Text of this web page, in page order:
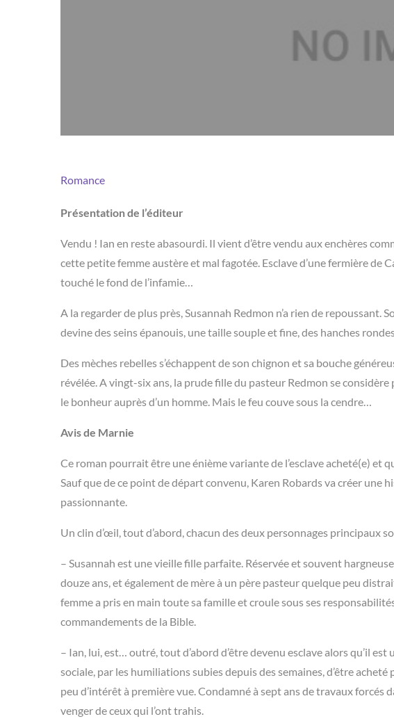
Romance
Présentation de l’éditeur
Vendu ! Ian en reste abasourdi. Il vient d’être vendu aux enchères
cette petite femme austère et mal fagotée. Esclave d’une fermière de
touché le fond de l’infamie…
A la regarder de plus près, Susannah Redmon n’a rien de repoussant.
devine des seins épanouis, une taille souple et fine, des hanches
Des mèches rebelles s’échappent de son chignon et sa bouche
révélée. A vingt-six ans, la prude fille du pasteur Redmon se
le bonheur auprès d’un homme. Mais le feu couve sous la cendre…
Avis de Marnie
Ce roman pourrait être une énième variante de l’esclave acheté(e) et
Sauf que de ce point de départ convenu, Karen Robards va créer
passionnante.
Un clin d’œil, tout d’abord, chacun des deux personnages principaux
– Susannah est une vieille fille parfaite. Réservée et souvent
douze ans, et également de mère à un père pasteur quelque peu
femme a pris en main toute sa famille et croule sous ses
commandements de la Bible.
– Ian, lui, est… outré, tout d’abord d’être devenu esclave alors qu’il
sociale, par les humiliations subies depuis des semaines, d’être
peu d’intérêt à première vue. Condamné à sept ans de travaux forcés
venger de ceux qui l’ont trahis.